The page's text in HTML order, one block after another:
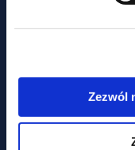
Zezwól
Nowa
silniejsza